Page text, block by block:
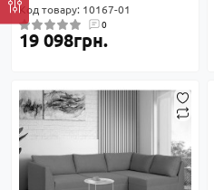
Код товару: 10167-01
0
19 098грн.